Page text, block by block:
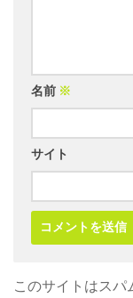
名前 ※
サイト
このサイトはスパ